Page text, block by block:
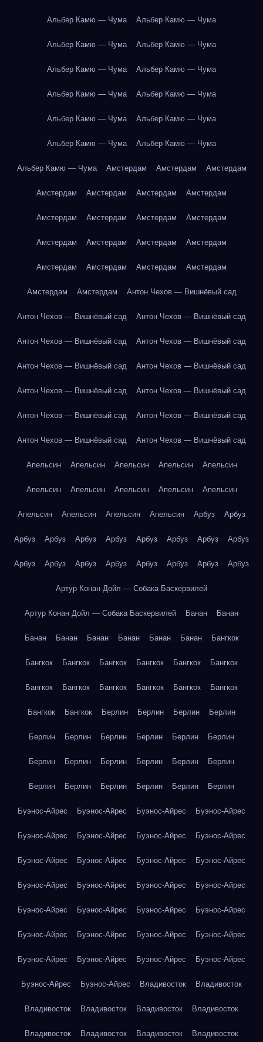
Альбер Камю — Чума Альбер Камю — Чума
Альбер Камю — Чума Альбер Камю — Чума
Альбер Камю — Чума Альбер Камю — Чума
Альбер Камю — Чума Альбер Камю — Чума
Альбер Камю — Чума Альбер Камю — Чума
Альбер Камю — Чума Альбер Камю — Чума
Альбер Камю — Чума Амстердам Амстердам Амстердам
Амстердам Амстердам Амстердам Амстердам
Амстердам Амстердам Амстердам Амстердам
Амстердам Амстердам Амстердам Амстердам
Амстердам Амстердам Амстердам Амстердам
Амстердам Амстердам Антон Чехов — Вишнёвый сад
Антон Чехов — Вишнёвый сад Антон Чехов — Вишнёвый сад
Антон Чехов — Вишнёвый сад Антон Чехов — Вишнёвый сад
Антон Чехов — Вишнёвый сад Антон Чехов — Вишнёвый сад
Антон Чехов — Вишнёвый сад Антон Чехов — Вишнёвый сад
Антон Чехов — Вишнёвый сад Антон Чехов — Вишнёвый сад
Антон Чехов — Вишнёвый сад Антон Чехов — Вишнёвый сад
Апельсин Апельсин Апельсин Апельсин Апельсин
Апельсин Апельсин Апельсин Апельсин Апельсин
Апельсин Апельсин Апельсин Апельсин Арбуз Арбуз
Арбуз Арбуз Арбуз Арбуз Арбуз Арбуз Арбуз Арбуз
Арбуз Арбуз Арбуз Арбуз Арбуз Арбуз Арбуз Арбуз
Артур Конан Дойл — Собака Баскервилей
Артур Конан Дойл — Собака Баскервилей Банан Банан
Банан Банан Банан Банан Банан Банан Бангкок
Бангкок Бангкок Бангкок Бангкок Бангкок Бангкок
Бангкок Бангкок Бангкок Бангкок Бангкок Бангкок
Бангкок Бангкок Берлин Берлин Берлин Берлин
Берлин Берлин Берлин Берлин Берлин Берлин
Берлин Берлин Берлин Берлин Берлин Берлин
Берлин Берлин Берлин Берлин Берлин Берлин
Буэнос-Айрес Буэнос-Айрес Буэнос-Айрес Буэнос-Айрес
Буэнос-Айрес Буэнос-Айрес Буэнос-Айрес Буэнос-Айрес
Буэнос-Айрес Буэнос-Айрес Буэнос-Айрес Буэнос-Айрес
Буэнос-Айрес Буэнос-Айрес Буэнос-Айрес Буэнос-Айрес
Буэнос-Айрес Буэнос-Айрес Буэнос-Айрес Буэнос-Айрес
Буэнос-Айрес Буэнос-Айрес Буэнос-Айрес Буэнос-Айрес
Буэнос-Айрес Буэнос-Айрес Буэнос-Айрес Буэнос-Айрес
Буэнос-Айрес Буэнос-Айрес Владивосток Владивосток
Владивосток Владивосток Владивосток Владивосток
Владивосток Владивосток Владивосток Владивосток